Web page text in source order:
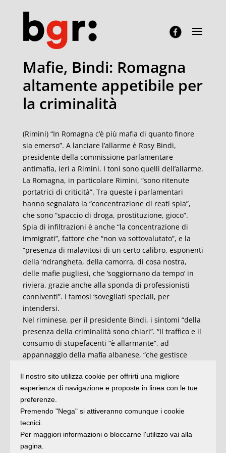
Mafie, Bindi: Romagna
altamente appetibile per
la criminalità
(Rimini) “In Romagna c’è più mafia di quanto finore
sia emerso”. A lanciare l’allarme è Rosy Bindi,
presidente della commissione parlamentare
antimafia, ieri a Rimini. I toni sono quelli dell’allarme.
La Romagna, in particolare Rimini, “sono ritenute
portatrici di criticità”. Tra queste i parlamentari
hanno segnalato la “concentrazione di reati spia”,
che sono “spaccio di droga, prostituzione, gioco”.
Spia di infiltrazioni è anche “la concentrazione di
immigrati”, fattore che “non va sottovalutato”, e la
“presenza di malavitosi di un certo calibro, esponenti
della ‘ndrangheta, della camorra, di cosa nostra,
delle mafie pugliesi, che ‘soggiornano da tempo’ in
riviera, grazie anche alla sponda di professionisti
conniventi”. I famosi ‘sovegliati speciali, per
intendersi.
Nel riminese, per il presidente Bindi, i sintomi “della
presenza della criminalità sono chiari”. “Il traffico e il
consumo di stupefacenti “è allarmante”, ad
appannaggio della mafia albanese, “che gestisce
riminese in particolare, è reso, poi “interessante” da
alcune precise attività: “turismo, locali, discoteche,
sale slot”. Una situazione “ideale per le attività
tradizionali della criminalità organizzata”, a cui “si
aggiunge il riciclaggio”, settore in cui San Marino non
è più attiva come un tempo. “Qualche anno fa dava
più da fare. I problemi non sono tutti risolti ma c’è
Il nostro sito utilizza cookie per offrirti una migliore
esperienza di navigazione e proposte in linea con le tue
preferenze.
Premendo "Nega" si attiveranno comunque i cookie
tecnici.
Per maggiori informazioni o bloccarne l'utilizzo vai alla
pagina.